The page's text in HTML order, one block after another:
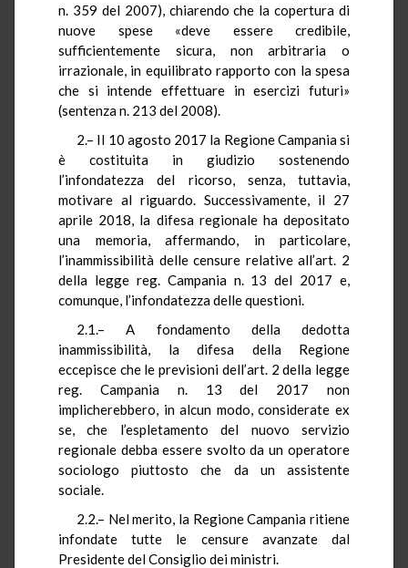
n. 359 del 2007), chiarendo che la copertura di
nuove spese «deve essere credibile,
sufficientemente sicura, non arbitraria o
irrazionale, in equilibrato rapporto con la spesa
che si intende effettuare in esercizi futuri»
(sentenza n. 213 del 2008).
2.– Il 10 agosto 2017 la Regione Campania si
è costituita in giudizio sostenendo
l’infondatezza del ricorso, senza, tuttavia,
motivare al riguardo. Successivamente, il 27
aprile 2018, la difesa regionale ha depositato
una memoria, affermando, in particolare,
l’inammissibilità delle censure relative all’art. 2
della legge reg. Campania n. 13 del 2017 e,
comunque, l’infondatezza delle questioni.
2.1.– A fondamento della dedotta
inammissibilità, la difesa della Regione
eccepisce che le previsioni dell’art. 2 della legge
reg. Campania n. 13 del 2017 non
implicherebbero, in alcun modo, considerate ex
se, che l’espletamento del nuovo servizio
regionale debba essere svolto da un operatore
sociologo piuttosto che da un assistente
sociale.
2.2.– Nel merito, la Regione Campania ritiene
infondate tutte le censure avanzate dal
Presidente del Consiglio dei ministri.